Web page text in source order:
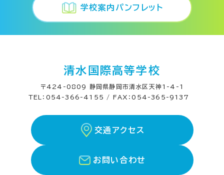
学校案内パンフレット
清水国際高等学校
〒424-0809 静岡県静岡市清水区天神1-4-1
TEL：054-366-4155 / FAX：054-365-9137
交通アクセス
お問い合わせ